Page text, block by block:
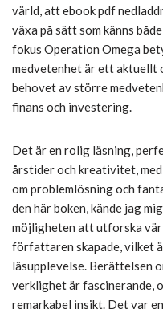
värld, att ebook pdf
växa på sätt som känns
fokus Operation Omega
medvetenhet är ett aktuellt
behovet av större
finans och investering.
Det är en rolig läsning,
årstider och kreativitet,
om problemlösning och
den här boken, kände jag
möjligheten att utforska
författaren skapade, vilket
läsupplevelse. Berättelsen
verklighet är fascinerande,
remarkabel insikt. Det var